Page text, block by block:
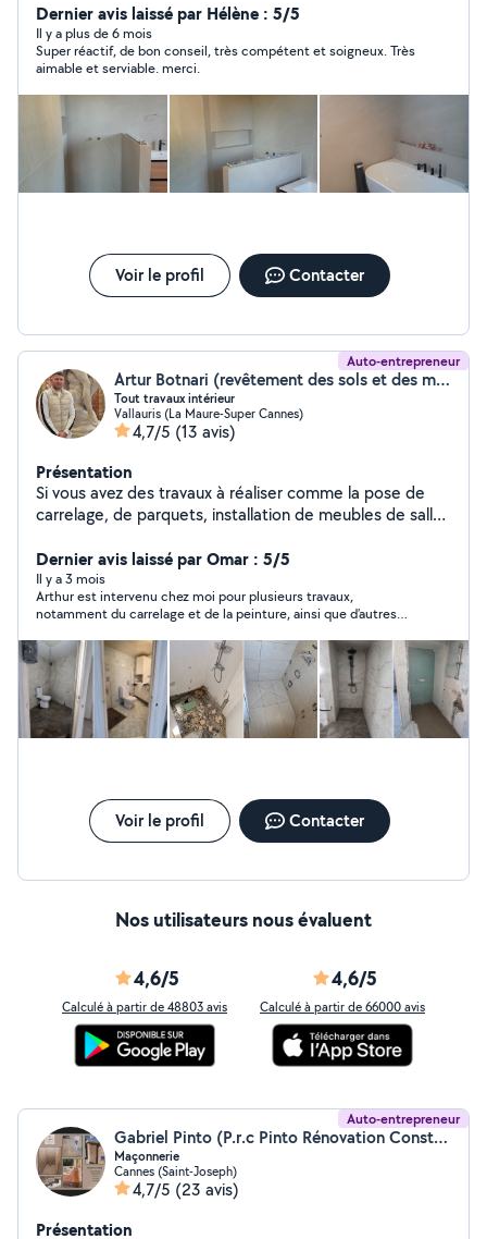
mes travaux https://azurrenov006-ux.github.io/AZUR-
RENOVATION-/ Avec plaisir de vous aidez à réaliser vos
projet et vos rêves de A à Z De la maçonnerie vers la
finition - TRAVAUX DE CARRELAGE - TRAVAUX DES
CLOISON ( bA13....aglo....) -TRAVAUX DE PLOMBERIE ET
INSTALLATION DES SDB. -TRAVAUX d'électricité.
_TRAVAUX D'ENDUIT INTERIEUR ET EXTERIEUR . -
TRAVAUX D'ETANCHEITE . -TRAVAUX DE PEINTURE ET
FINITION . A bientôt
Dernier avis laissé par Hélène : 5/5
Il y a plus de 6 mois
Super réactif, de bon conseil, très compétent et soigneux. Très
aimable et serviable. merci.
Voir le profil Contacter
Auto-entrepreneur
Artur Botnari (revêtement des sols et des murs)
Tout travaux intérieur
Vallauris (La Maure-Super Cannes)
4,7/5 (13 avis)
Présentation
Si vous avez des travaux à réaliser comme la pose de
carrelage, de parquets, installation de meubles de salle
plafonds, placo,.... Vous pouvez me joindre par le biais.
Je suis un homme très sérieux et disponible Merci pour
votre confiance numéro 074901249a8. sans la lettre a
Dernier avis laissé par Omar : 5/5
Il y a 3 mois
Arthur est intervenu chez moi pour plusieurs travaux,
notamment du carrelage et de la peinture, ainsi que d’autres
et professionnel du début à la fin. Il est sérieux, ponctuel,
efficace et très appliqué dans ce qu’il fait. La communication a
été fluide et il a su s’adapter aux besoins sur place. Je suis
extrêmement satisfait de son intervention et je le
recommande vivement.
Voir le profil Contacter
Nos utilisateurs nous évaluent
4,6/5
Calculé à partir de 48803 avis
4,6/5
Calculé à partir de 66000 avis
Auto-entrepreneur
Gabriel Pinto (P.r.c Pinto Rénovation Construction)
Maçonnerie
Cannes (Saint-Joseph)
4,7/5 (23 avis)
Présentation